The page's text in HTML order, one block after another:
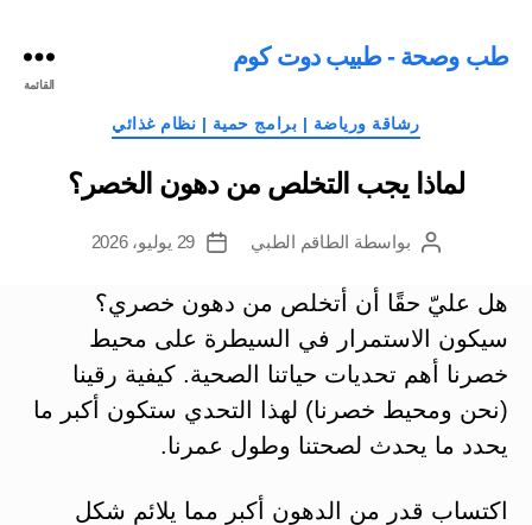
طب وصحة - طبيب دوت كوم
القائمة
التصنيفات
رشاقة ورياضة | برامج حمية | نظام غذائي
لماذا يجب التخلص من دهون الخصر؟
كاتببواسطة الطاقم الطبي
تاريخ
29 يوليو، 2026
هل عليّ حقًا أن أتخلص من دهون خصري؟
سيكون الاستمرار في السيطرة على محيط
خصرنا أهم تحديات حياتنا الصحية. كيفية رقينا
(نحن ومحيط خصرنا) لهذا التحدي ستكون أكبر ما
يحدد ما يحدث لصحتنا وطول عمرنا.
اكتساب قدر من الدهون أكبر مما يلائم شكل